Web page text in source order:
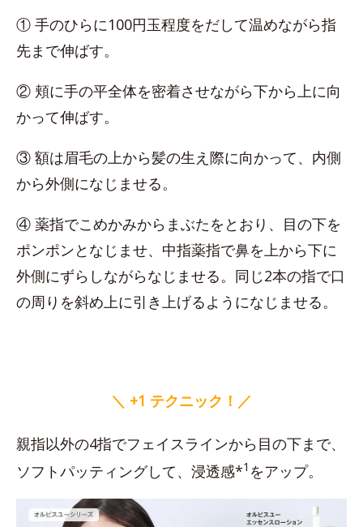
① 手のひらに100円玉程度をだして温めながら指
先まで伸ばす。
② 頬に手の平全体を密着させながら下から上に向
かって伸ばす。
③ 額は眉毛の上から髪の生え際に向かって、内側
から外側になじませる。
④ 薬指でこめかみからまぶたをとおり、目の下を
ポンポンとなじませ、中指薬指で鼻を上から下に
外側にずらしながらなじませる。同じ2本の指で口
の周りを斜め上に引き上げるようになじませる。
＼ +1 テクニック！／
親指以外の4指でフェイスラインから目の下まで、
ソフトパッティングして、浸透感*1 をアップ。